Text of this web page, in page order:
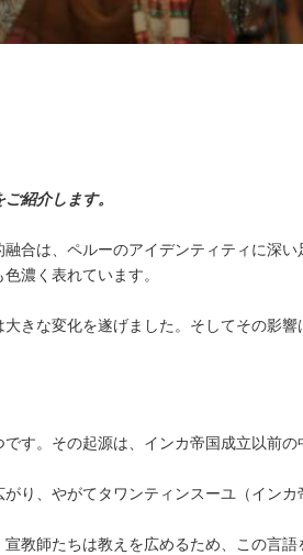
紹介します。
合は、ペルーのアイデンティティに深い
濃く表れています。
きな変化を遂げました。そしてその影響
す。その起源は、インカ帝国成立以前の
り、やがてタワンティンスーユ（インカ
教師たちは教えを広めるため、この言語